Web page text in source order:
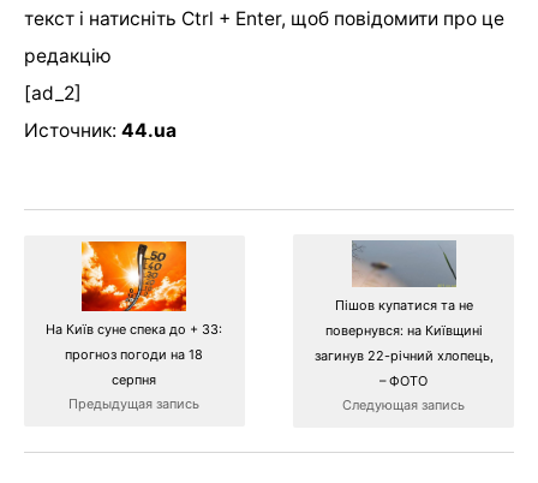
текст і натисніть Ctrl + Enter, щоб повідомити про це
редакцію
[ad_2]
Источник: 44.ua
На Київ суне спека до + 33:
прогноз погоди на 18
серпня
Предыдущая запись
Пішов купатися та не
повернувся: на Київщині
загинув 22-річний хлопець,
– ФОТО
Следующая запись